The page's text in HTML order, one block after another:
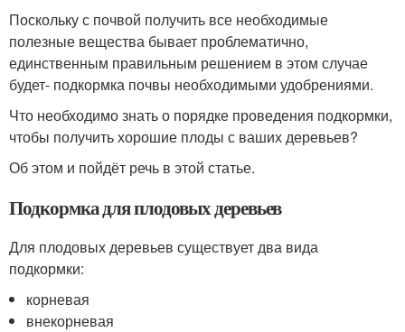
Поскольку с почвой получить все необходимые
полезные вещества бывает проблематично,
единственным правильным решением в этом случае
будет- подкормка почвы необходимыми удобрениями.
Что необходимо знать о порядке проведения подкормки,
чтобы получить хорошие плоды с ваших деревьев?
Об этом и пойдёт речь в этой статье.
Подкормка для плодовых деревьев
Для плодовых деревьев существует два вида
подкормки:
корневая
внекорневая